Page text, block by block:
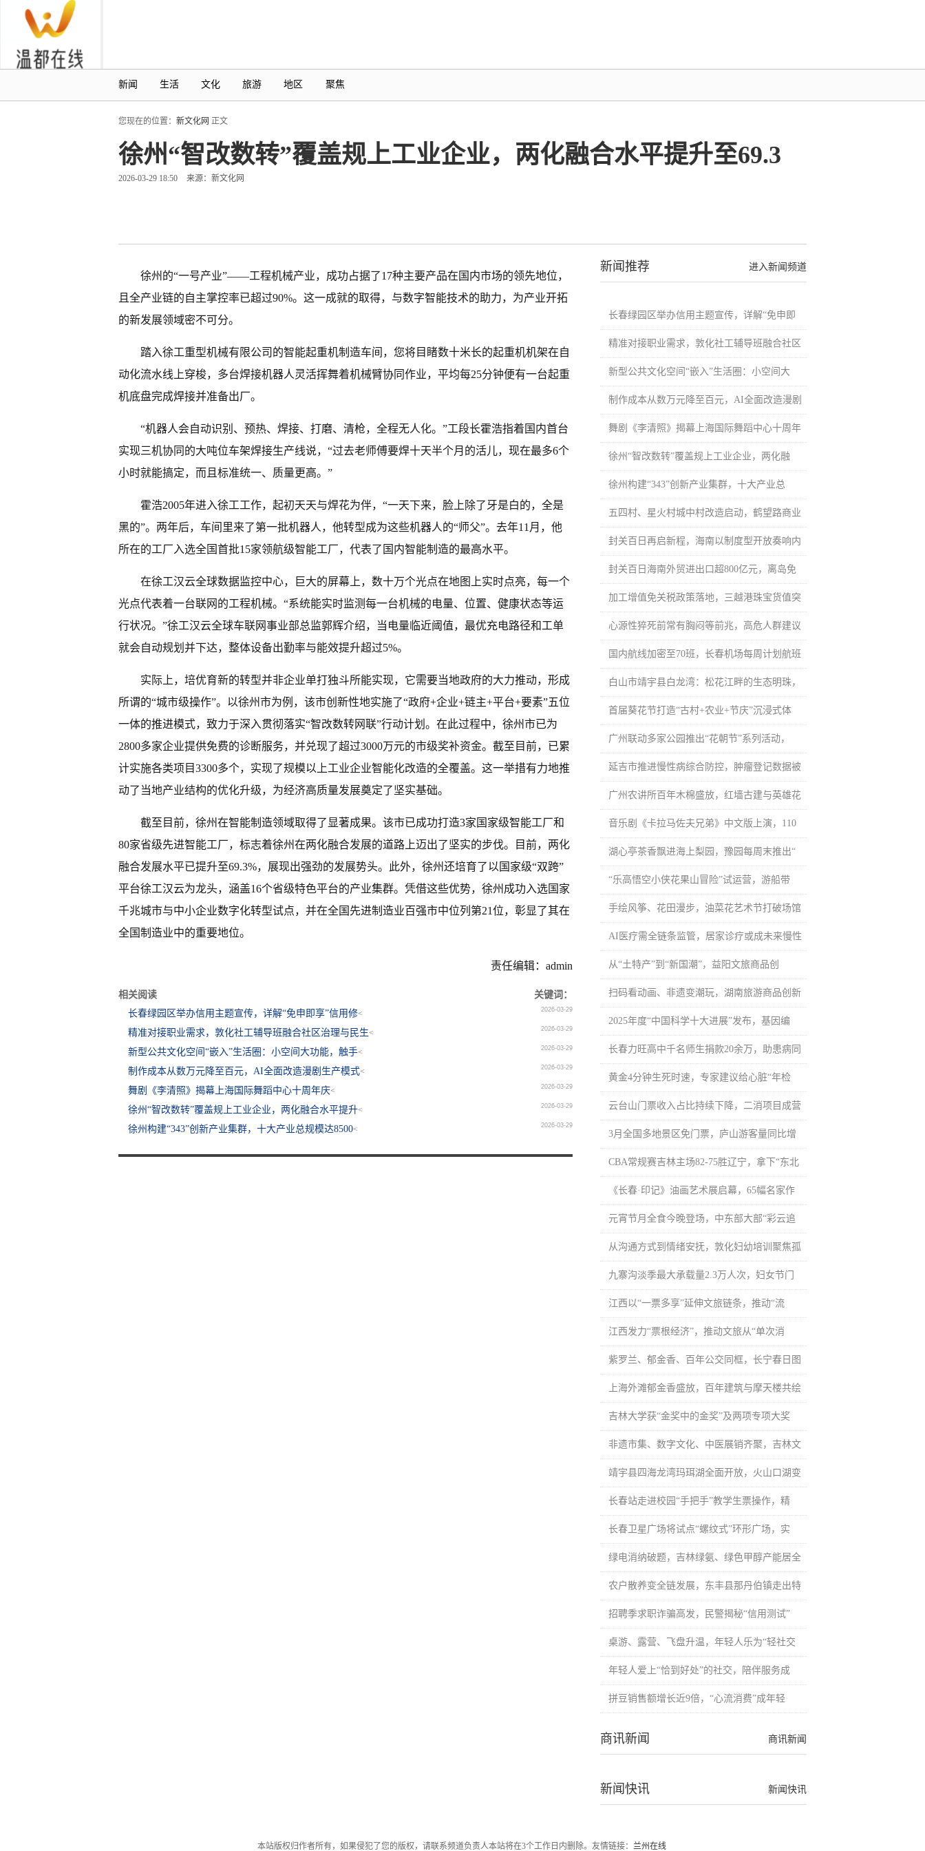
新闻 生活 文化 旅游 地区 聚焦
您现在的位置： 新文化网 正文
徐州“智改数转”覆盖规上工业企业，两化融合水平提升至69.3
2026-03-29 18:50 来源：新文化网
徐州的“一号产业”——工程机械产业，成功占据了17种主要产品在国内市场的领先地位，
且全产业链的自主掌控率已超过90%。这一成就的取得，与数字智能技术的助力，为产业开拓
的新发展领域密不可分。
踏入徐工重型机械有限公司的智能起重机制造车间，您将目睹数十米长的起重机机架在自
动化流水线上穿梭，多台焊接机器人灵活挥舞着机械臂协同作业，平均每25分钟便有一台起重
机底盘完成焊接并准备出厂。
“机器人会自动识别、预热、焊接、打磨、清枪，全程无人化。”工段长霍浩指着国内首台
实现三机协同的大吨位车架焊接生产线说，“过去老师傅要焊十天半个月的活儿，现在最多6个
小时就能搞定，而且标准统一、质量更高。”
霍浩2005年进入徐工工作，起初天天与焊花为伴，“一天下来，脸上除了牙是白的，全是
黑的”。两年后，车间里来了第一批机器人，他转型成为这些机器人的“师父”。去年11月，他
所在的工厂入选全国首批15家领航级智能工厂，代表了国内智能制造的最高水平。
在徐工汉云全球数据监控中心，巨大的屏幕上，数十万个光点在地图上实时点亮，每一个
光点代表着一台联网的工程机械。“系统能实时监测每一台机械的电量、位置、健康状态等运
行状况。”徐工汉云全球车联网事业部总监郭辉介绍，当电量临近阈值，最优充电路径和工单
就会自动规划并下达，整体设备出勤率与能效提升超过5%。
实际上，培优育新的转型并非企业单打独斗所能实现，它需要当地政府的大力推动，形成
所谓的“城市级操作”。以徐州市为例，该市创新性地实施了“政府+企业+链主+平台+要素”五位
一体的推进模式，致力于深入贯彻落实“智改数转网联”行动计划。在此过程中，徐州市已为
2800多家企业提供免费的诊断服务，并兑现了超过3000万元的市级奖补资金。截至目前，已累
计实施各类项目3300多个，实现了规模以上工业企业智能化改造的全覆盖。这一举措有力地推
动了当地产业结构的优化升级，为经济高质量发展奠定了坚实基础。
截至目前，徐州在智能制造领域取得了显著成果。该市已成功打造3家国家级智能工厂和
80家省级先进智能工厂，标志着徐州在两化融合发展的道路上迈出了坚实的步伐。目前，两化
融合发展水平已提升至69.3%，展现出强劲的发展势头。此外，徐州还培育了以国家级“双跨”
平台徐工汉云为龙头，涵盖16个省级特色平台的产业集群。凭借这些优势，徐州成功入选国家
千兆城市与中小企业数字化转型试点，并在全国先进制造业百强市中位列第21位，彰显了其在
全国制造业中的重要地位。
责任编辑：admin
相关阅读
关键词：
长春绿园区举办信用主题宣传，详解“免申即享”信用修< 2026-03-29
精准对接职业需求，敦化社工辅导班融合社区治理与民生< 2026-03-29
新型公共文化空间“嵌入”生活圈：小空间大功能，触手< 2026-03-29
制作成本从数万元降至百元，AI全面改造漫剧生产模式< 2026-03-29
舞剧《李清照》揭幕上海国际舞蹈中心十周年庆< 2026-03-29
徐州“智改数转”覆盖规上工业企业，两化融合水平提升< 2026-03-29
徐州构建“343”创新产业集群，十大产业总规模达8500< 2026-03-29
进入新闻频道
新闻推荐
长春绿园区举办信用主题宣传，详解“免申即
精准对接职业需求，敦化社工辅导班融合社区
新型公共文化空间“嵌入”生活圈：小空间大
制作成本从数万元降至百元，AI全面改造漫剧
舞剧《李清照》揭幕上海国际舞蹈中心十周年
徐州“智改数转”覆盖规上工业企业，两化融
徐州构建“343”创新产业集群，十大产业总
五四村、星火村城中村改造启动，鹤望路商业
封关百日再启新程，海南以制度型开放奏响内
封关百日海南外贸进出口超800亿元，离岛免
加工增值免关税政策落地，三越港珠宝货值突
心源性猝死前常有胸闷等前兆，高危人群建议
国内航线加密至70班，长春机场每周计划航班
白山市靖宇县白龙湾：松花江畔的生态明珠，
首届葵花节打造“古村+农业+节庆”沉浸式体
广州联动多家公园推出“花朝节”系列活动，
延吉市推进慢性病综合防控，肿瘤登记数据被
广州农讲所百年木棉盛放，红墙古建与英雄花
音乐剧《卡拉马佐夫兄弟》中文版上演，110
湖心亭茶香飘进海上梨园，豫园每周末推出“
“乐高悟空小侠花果山冒险”试运营，游船带
手绘风筝、花田漫步，油菜花艺术节打破场馆
AI医疗需全链条监管，居家诊疗或成未来慢性
从“土特产”到“新国潮”，益阳文旅商品创
扫码看动画、非遗变潮玩，湖南旅游商品创新
2025年度“中国科学十大进展”发布，基因编
长春力旺高中千名师生捐款20余万，助患病同
黄金4分钟生死时速，专家建议给心脏“年检
云台山门票收入占比持续下降，二消项目成营
3月全国多地景区免门票，庐山游客量同比增
CBA常规赛吉林主场82-75胜辽宁，拿下“东北
《长春·印记》油画艺术展启幕，65幅名家作
元宵节月全食今晚登场，中东部大部“彩云追
从沟通方式到情绪安抚，敦化妇幼培训聚焦孤
九寨沟淡季最大承载量2.3万人次，妇女节门
江西以“一票多享”延伸文旅链条，推动“流
江西发力“票根经济”，推动文旅从“单次消
紫罗兰、郁金香、百年公交同框，长宁春日图
上海外滩郁金香盛放，百年建筑与摩天楼共绘
吉林大学获“金奖中的金奖”及两项专项大奖
非遗市集、数字文化、中医展销齐聚，吉林文
靖宇县四海龙湾玛珥湖全面开放，火山口湖变
长春站走进校园“手把手”教学生票操作，精
长春卫星广场将试点“螺纹式”环形广场，实
绿电消纳破题，吉林绿氨、绿色甲醇产能居全
农户散养变全链发展，东丰县那丹伯镇走出特
招聘季求职诈骗高发，民警揭秘“信用测试”
桌游、露营、飞盘升温，年轻人乐为“轻社交
年轻人爱上“恰到好处”的社交，陪伴服务成
拼豆销售额增长近9倍，“心流消费”成年轻
商讯新闻
商讯新闻
新闻快讯
新闻快讯
本站版权归作者所有，如果侵犯了您的版权，请联系频道负责人本站将在3个工作日内删除。友情链接： 兰州在线